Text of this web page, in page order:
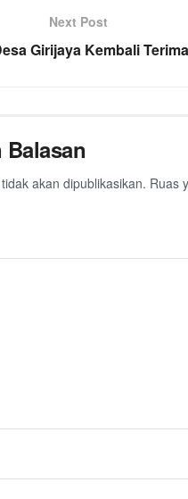
Next Post
Girijaya Kembali
akan dipublikasikan. Ruas